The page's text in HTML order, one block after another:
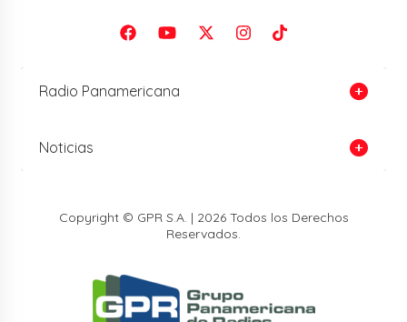
Radio Panamericana
Noticias
Copyright © GPR S.A. | 2026 Todos los Derechos
Reservados.